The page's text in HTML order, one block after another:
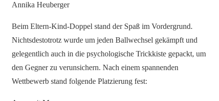
Annika Heuberger
Beim Eltern-Kind-Doppel stand der Spaß im Vordergrund.
Nichtsdestotrotz wurde um jeden Ballwechsel gekämpft und
gelegentlich auch in die psychologische Trickkiste gepackt, um
den Gegner zu verunsichern. Nach einem spannenden
Wettbewerb stand folgende Platzierung fest: